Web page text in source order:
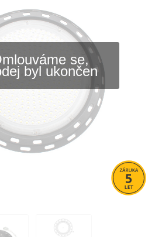
se,
byl ukončen